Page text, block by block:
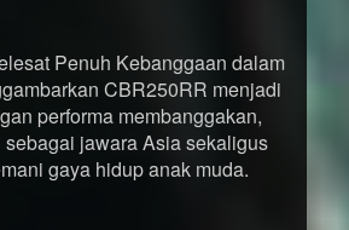
Penuh Kebanggaan dalam
CBR250RR menjadi
performa membanggakan,
jawara Asia sekaligus
gaya hidup anak muda.